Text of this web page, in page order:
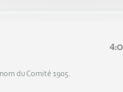
du Comité 1905.